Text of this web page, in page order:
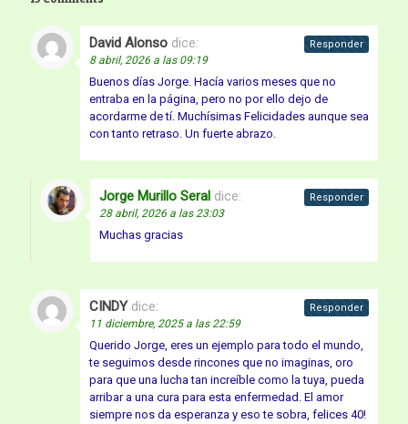
David Alonso dice:
8 abril, 2026 a las 09:19
Buenos días Jorge. Hacía varios meses que no
entraba en la página, pero no por ello dejo de
acordarme de tí. Muchísimas Felicidades aunque sea
con tanto retraso. Un fuerte abrazo.
Responder
Jorge Murillo Seral dice:
28 abril, 2026 a las 23:03
Muchas gracias
Responder
CINDY dice:
11 diciembre, 2025 a las 22:59
Querido Jorge, eres un ejemplo para todo el mundo,
te seguimos desde rincones que no imaginas, oro
para que una lucha tan increíble como la tuya, pueda
arribar a una cura para esta enfermedad. El amor
siempre nos da esperanza y eso te sobra, felices 40!
Responder